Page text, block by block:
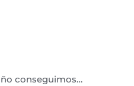
conseguimos…